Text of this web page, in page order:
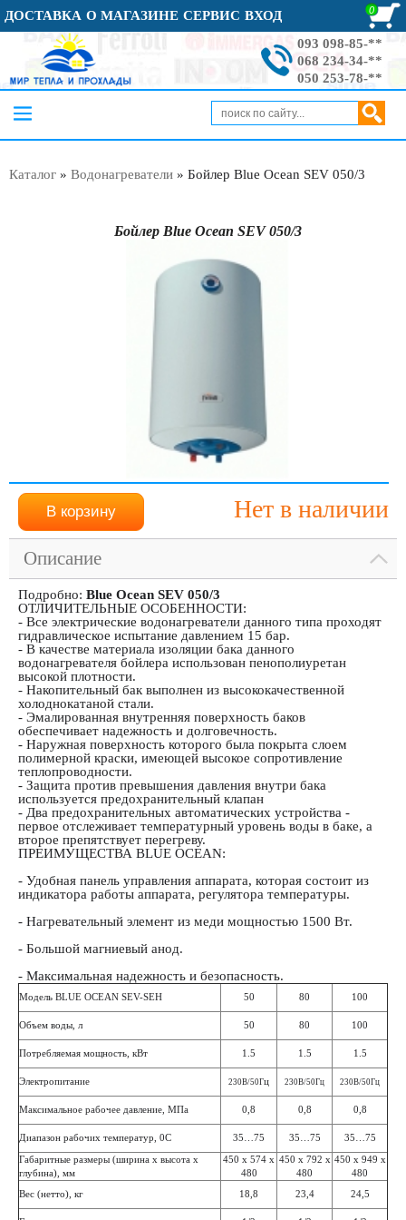
ДОСТАВКА О МАГАЗИНЕ СЕРВИС ВХОД 0
093 098-85-**
068 234-34-**
050 253-78-**
Каталог » Водонагреватели » Бойлер Blue Ocean SEV 050/3
Бойлер Blue Ocean SEV 050/3
Нет в наличии
Описание
Подробно: Blue Ocean SEV 050/3
ОТЛИЧИТЕЛЬНЫЕ ОСОБЕННОСТИ:
- Все электрические водонагреватели данного типа проходят
гидравлическое испытание давлением 15 бар.
- В качестве материала изоляции бака данного
водонагревателя бойлера использован пенополиуретан
высокой плотности.
- Накопительный бак выполнен из высококачественной
холоднокатаной стали.
- Эмалированная внутренняя поверхность баков
обеспечивает надежность и долговечность.
- Наружная поверхность которого была покрыта слоем
полимерной краски, имеющей высокое сопротивление
теплопроводности.
- Защита против превышения давления внутри бака
используется предохранительный клапан
- Два предохранительных автоматических устройства -
первое отслеживает температурный уровень воды в баке, а
второе препятствует перегреву.
ПРЕИМУЩЕСТВА BLUE OCEAN:
- Удобная панель управления аппарата, которая состоит из
индикатора работы аппарата, регулятора температуры.
- Нагревательный элемент из меди мощностью 1500 Вт.
- Большой магниевый анод.
- Максимальная надежность и безопасность.
Модель BLUE OCEAN SEV-SEH 50 80 100
Объем воды, л 50 80 100
Потребляемая мощность, кВт 1.5 1.5 1.5
Электропитание 230В/50Гц 230В/50Гц 230В/50Гц
Максимальное рабочее давление, МПа 0,8 0,8 0,8
Диапазон рабочих температур, 0С 35…75 35…75 35…75
Габаритные размеры (ширина х высота х
глубина), мм
450 х 574 х
480
450 х 792 х
480
450 х 949 х
480
Вес (нетто), кг 18,8 23,4 24,5